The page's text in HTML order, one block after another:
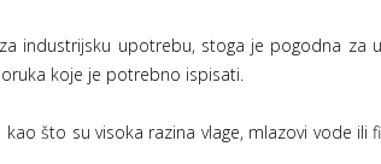
industrijsku upotrebu, stoga je pogodna za
koje je potrebno ispisati.
što su visoka razina vlage, mlazovi vode ili